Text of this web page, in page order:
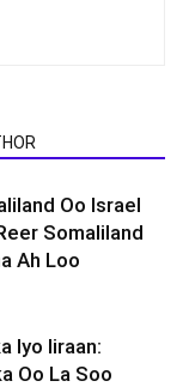
Oo Israel
Somaliland
Ah Loo
Iyo Iiraan:
Oo La Soo